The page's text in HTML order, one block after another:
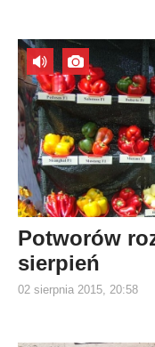
Potworów
sierpień
02 sierpnia 2015, 20:58